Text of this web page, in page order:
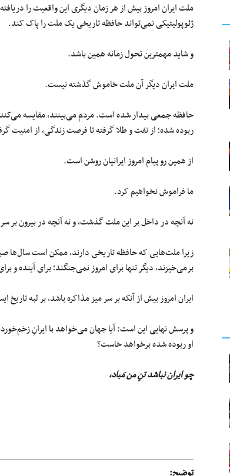
ملت ایران امروز بیش از هر زمان دیگری این واقعیت را
ژئوپولیتیکی نمی‌تواند حافظه تاریخی یک ملت را پاک کند.
و شاید مهمترین تحول زمانه همین باشد.
ملت ایران دیگر آن ملت خاموش گذشته نیست.
حافظه جمعی بیدار شده است. مردم می‌بینند، مقایسه
ربوده شده؛ از نفت و طلا گرفته تا فرصت زندگی، از امنیت
از همین رو پیام امروز ایرانیان روشن است.
ما فراموش نخواهیم کرد.
نه آنچه در داخل بر این ملت گذشت، و نه آنچه در بیرون بر
زیرا ملت‌هایی که حافظه تاریخی دارند، ممکن است سال‌ها
برمی‌خیزند، دیگر تنها برای امروز نمی‌جنگند؛ برای آینده و
ایران امروز بیش از آنکه بر سر میز مذاکره باشد، بر لبه تاریخ
و پرسش نهایی این است: آیا جهان می‌خواهد با ایرانِ
او ربوده شده برخواهد خاست؟
چو‌ ایران نباشد تنِ من مَباد،